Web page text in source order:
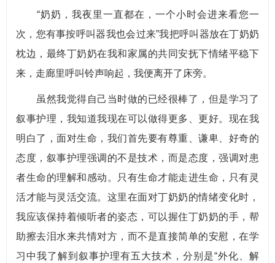
“奶奶，我夜里一直都在，一个小时会进来看您一
次，您有事按呼叫器我也会过来”我把呼叫器放在丁奶奶
枕边，最终丁奶奶在我和家属的共同安抚下情绪平稳下
来，走廊里呼叫铃声响起，我便离开了床旁。
虽然我觉得自己当时做的已经很棒了，但是学习了
叙事护理，我知道我现在可以做得更多、更好。现在我
明白了，面对生命，我们首先要有尊重、谦卑、好奇的
态度，叙事护理强调的不是技术，而是态度，强调对患
者生命的理解和感动。只有生命才能走进生命，只有灵
活才能与灵活交流。这里在面对丁奶奶的情绪变化时，
我应该保持着倾听者的姿态，可以握住丁奶奶的手，帮
助擦去泪水来共情对方，而不是直接简单的安慰，在学
习中我了解到叙事护理有五大技术，分别是“外化、解